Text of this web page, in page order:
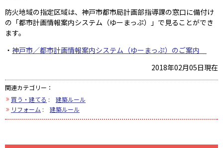
防火地域の指定区域は、神戸市都市局計画部指導課の窓口に備付け
の「都市計画情報案内システム（ゆーまっぷ）」で見ることができ
ます。
・ 神戸市／都市計画情報案内システム（ゆーまっぷ）のご案内
2018年02月05日現在
関連カテゴリー：
買う・建てる :
建築ルール
リフォーム : 建築ルール